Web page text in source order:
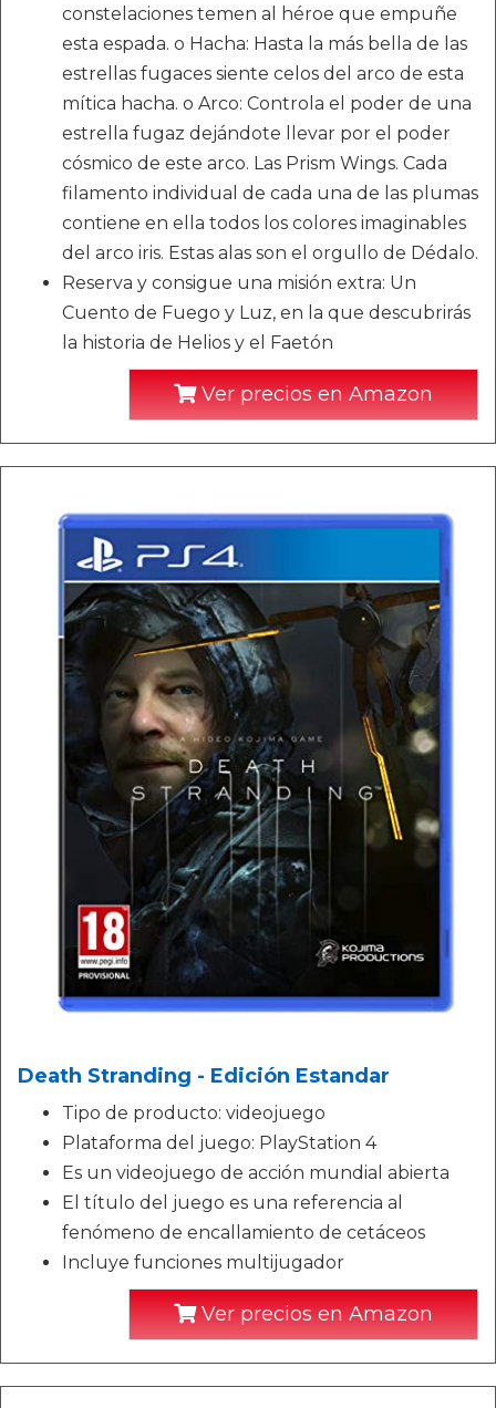
constelaciones temen al héroe que empuñe
esta espada. o Hacha: Hasta la más bella de las
estrellas fugaces siente celos del arco de esta
mítica hacha. o Arco: Controla el poder de una
estrella fugaz dejándote llevar por el poder
cósmico de este arco. Las Prism Wings. Cada
filamento individual de cada una de las plumas
contiene en ella todos los colores imaginables
del arco iris. Estas alas son el orgullo de Dédalo.
Reserva y consigue una misión extra: Un
Cuento de Fuego y Luz, en la que descubrirás
la historia de Helios y el Faetón
Ver precios en Amazon
Death Stranding - Edición Estandar
Tipo de producto: videojuego
Plataforma del juego: PlayStation 4
Es un videojuego de acción mundial abierta
El título del juego es una referencia al
fenómeno de encallamiento de cetáceos
Incluye funciones multijugador
Ver precios en Amazon